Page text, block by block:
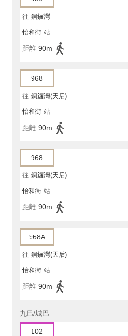
往 銅鑼灣
怡和街 站
距離 90m
968
往 銅鑼灣(天后)
怡和街 站
距離 90m
968
往 銅鑼灣(天后)
怡和街 站
距離 90m
968A
往 銅鑼灣(天后)
怡和街 站
距離 90m
九巴/城巴
102